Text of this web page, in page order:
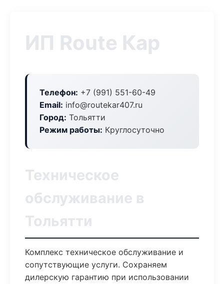
ИП Route Кар
Телефон: +7 (991) 551-60-49
Email: info@routekar407.ru
Город: Тольятти
Режим работы: Круглосуточно
Техническое
обслуживание в
Тольятти
Комплекс техническое обслуживание и
сопутствующие услуги. Сохраняем
дилерскую гарантию при использовании